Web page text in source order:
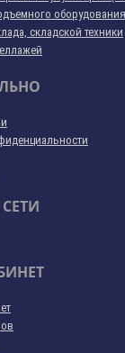
оборудования
складской техники